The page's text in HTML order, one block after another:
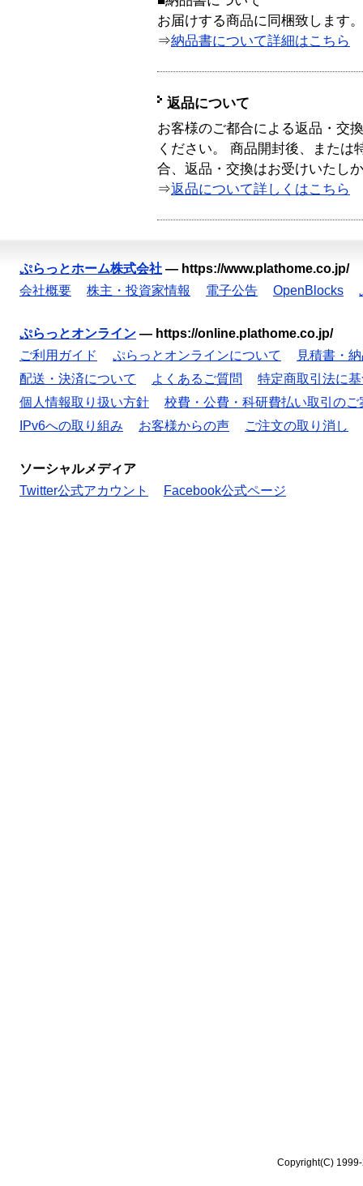
お届けする商品に同梱致します。
⇒納品書について詳細はこちら
返品について
お客様のご都合による返品・交
ください。 商品開封後、または
合、返品・交換はお受けいたし
⇒返品について詳しくはこちら
ぷらっとホーム株式会社 — https://www.plathome.co.jp/
会社概要
株主・投資家情報 電子公告 OpenBlocks
ぷらっとオンライン — https://online.plathome.co.jp/
ご利用ガイド
ぷらっとオンラインについて
見積書・
配送・決済について
よくあるご質問
特定商取引法に
個人情報取り扱い方針
校費・公費・科研費払い取引のご
IPv6への取り組み
お客様からの声 ご注文の取り消し
ソーシャルメディア
Twitter公式アカウント
Facebook公式ページ
Copyright(C)